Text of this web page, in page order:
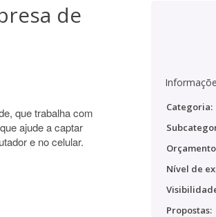
de
que trabalha com
ajude a captar
e no celular.
Categoria:
Nível de
Propostas: